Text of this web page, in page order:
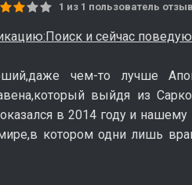
1 из 1 пользователь
и сейчас
чем-то лучше
выйдя из
в 2014 году и
котором одни лишь